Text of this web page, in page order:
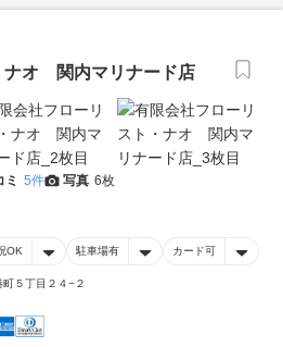
ナオ 関内マリナード店
ミ 5件 写真 6枚
OK 駐車場有 カード可
５丁目２４−２